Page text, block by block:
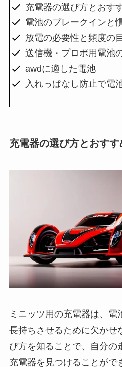
充電器の選び方とおす
電池のブレークインと
放電の必要性と頻度の
送信機・プロポ用電池
awdに適した電池
入れっぱなし防止で電
充電器の選び方とおす
ミニッツ用の充電器は、電
長持ちさせるために欠かせ
び方を知ることで、自分の
充電器を見つけることがで